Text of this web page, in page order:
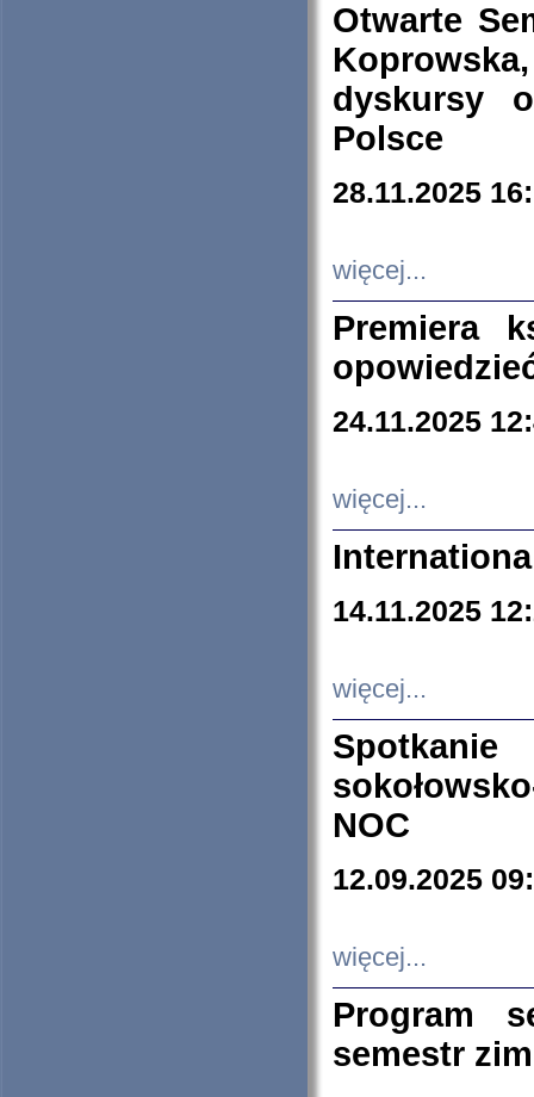
Otwarte
dyskursy
Polsce
28.11.2025
więcej...
Premiera
24.11.2025
więcej...
14.11.2025
więcej...
NOC
12.09.2025
więcej...
Program
semestr